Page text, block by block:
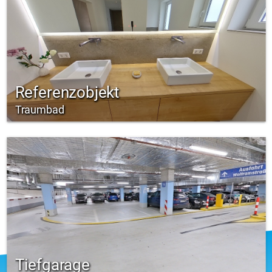
Referenzobjekt
Traumbad
Tiefgarage